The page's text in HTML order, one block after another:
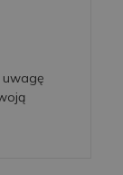
uwagę